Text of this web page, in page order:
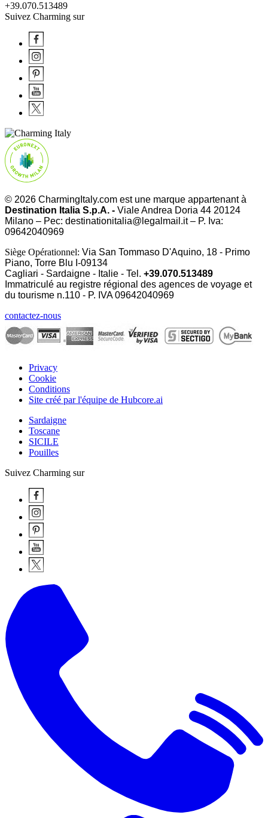
+39.070.513489
Suivez Charming sur
© 2026 CharmingItaly.com est une marque appartenant à
Destination Italia S.p.A. - Viale Andrea Doria 44 20124
Milano – Pec: destinationitalia@legalmail.it – P. Iva:
09642040969
Siège Opérationnel: Via San Tommaso D'Aquino, 18 - Primo
Piano, Torre Blu I-09134
Cagliari - Sardaigne - Italie - Tel. +39.070.513489
Immatriculé au registre régional des agences de voyage et
du tourisme n.110 - P. IVA09642040969
contactez-nous
Privacy
Cookie
Conditions
Site créé par l'équipe de Hubcore.ai
Sardaigne
Toscane
SICILE
Pouilles
Suivez Charming sur